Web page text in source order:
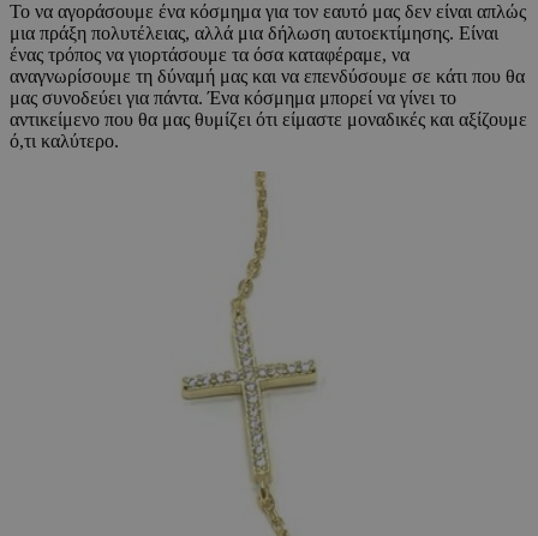
Το να αγοράσουμε ένα κόσμημα για τον εαυτό μας δεν είναι απλώς
μια πράξη πολυτέλειας, αλλά μια δήλωση αυτοεκτίμησης. Είναι
ένας τρόπος να γιορτάσουμε τα όσα καταφέραμε, να
αναγνωρίσουμε τη δύναμή μας και να επενδύσουμε σε κάτι που θα
μας συνοδεύει για πάντα. Ένα κόσμημα μπορεί να γίνει το
αντικείμενο που θα μας θυμίζει ότι είμαστε μοναδικές και αξίζουμε
ό,τι καλύτερο.